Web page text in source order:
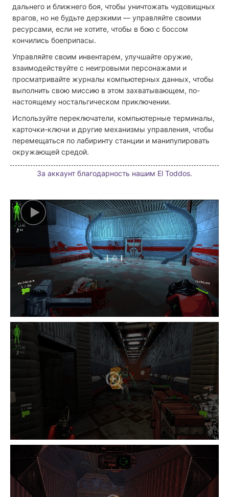
дальнего и ближнего боя, чтобы уничтожать чудовищных
врагов, но не будьте дерзкими — управляйте своими
ресурсами, если не хотите, чтобы в бою с боссом
кончились боеприпасы.
Управляйте своим инвентарем, улучшайте оружие,
взаимодействуйте с неигровыми персонажами и
просматривайте журналы компьютерных данных, чтобы
выполнить свою миссию в этом захватывающем, по-
настоящему ностальгическом приключении.
Используйте переключатели, компьютерные терминалы,
карточки-ключи и другие механизмы управления, чтобы
перемещаться по лабиринту станции и манипулировать
окружающей средой.
За аккаунт благодарность нашим El Toddos.